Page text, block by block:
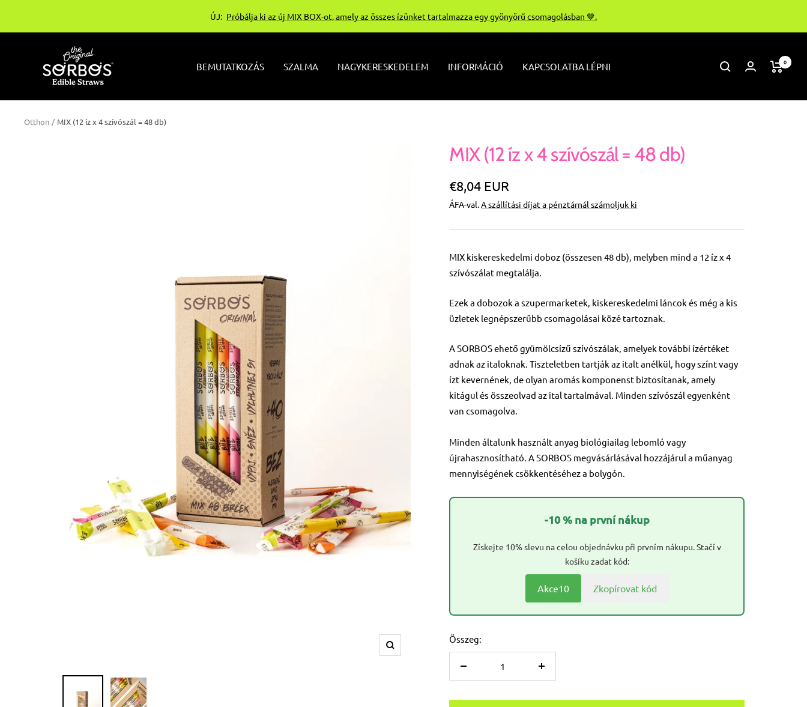
ÚJ: Próbálja ki az új MIX BOX-ot, amely az összes ízünket tartalmazza egy gyönyörű csomagolásban 🤎.
BEMUTATKOZÁS SZALMA NAGYKERESKEDELEM INFORMÁCIÓ KAPCSOLATBA LÉPNI 0
Otthon MIX (12 íz x 4 szívószál = 48 db)
Nagyítás
MIX (12 íz x 4 szívószál = 48 db)
Különleges
Ár
€8,04 EUR
ÁFA-val.A szállítási díjat a pénztárnál számoljuk ki
MIX kiskereskedelmi doboz (összesen 48 db), melyben mind a 12 íz x 4
szívószálat megtalálja.
Ezek a dobozok a szupermarketek, kiskereskedelmi láncok és még a kis
üzletek legnépszerűbb csomagolásai közé tartoznak.
A SORBOS ehető gyümölcsízű szívószálak, amelyek további ízértéket
adnak az italoknak. Tiszteletben tartják az italt anélkül, hogy színt vagy
ízt kevernének, de olyan aromás komponenst biztosítanak, amely
kitágul és összeolvad az ital tartalmával. Minden szívószál egyenként
van csomagolva.
Minden általunk használt anyag biológiailag lebomló vagy
újrahasznosítható. A SORBOS megvásárlásával hozzájárul a műanyag
mennyiségének csökkentéséhez a bolygón.
-10 % na první nákup
Získejte 10% slevu na celou objednávku při prvním nákupu. Stačí v
košíku zadat kód:
Akce10 Zkopírovat kód
Összeg:
Csökkentse
Növelje